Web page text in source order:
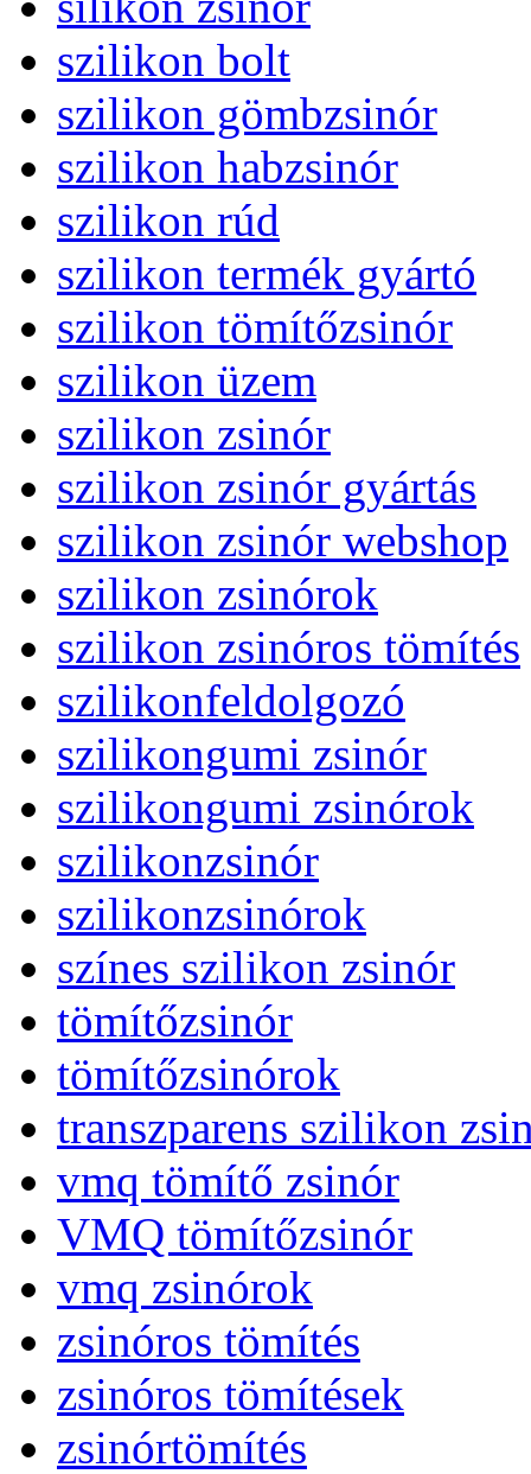
szilikon bolt
szilikon gömbzsinór
szilikon habzsinór
szilikon rúd
szilikon termék gyártó
szilikon tömítőzsinór
szilikon üzem
szilikon zsinór
szilikon zsinór gyártás
szilikon zsinór webshop
szilikon zsinórok
szilikon zsinóros tömítés
szilikonfeldolgozó
szilikongumi zsinór
szilikongumi zsinórok
szilikonzsinór
szilikonzsinórok
színes szilikon zsinór
tömítőzsinór
tömítőzsinórok
transzparens szilikon
vmq tömítő zsinór
VMQ tömítőzsinór
vmq zsinórok
zsinóros tömítés
zsinóros tömítések
zsinórtömítés